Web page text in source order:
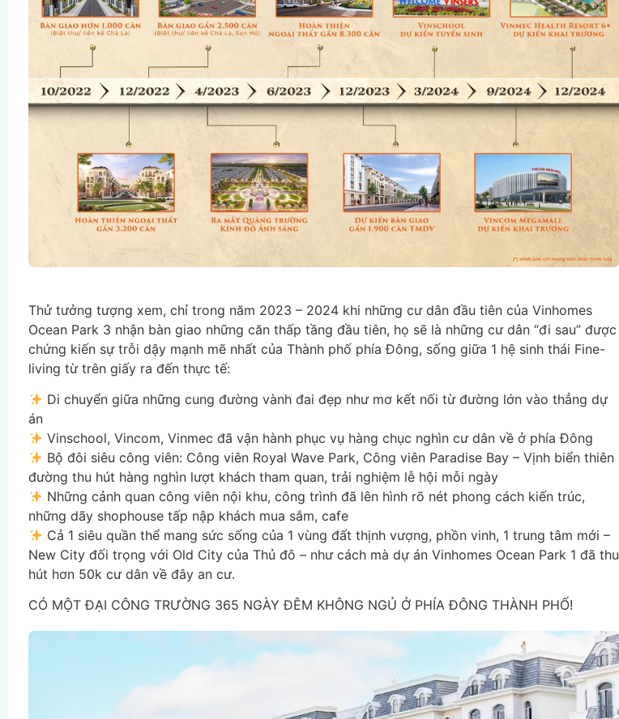
Thử tưởng tượng xem, chỉ trong năm 2023 – 2024 khi những cư dân đầu tiên của Vinhomes
Ocean Park 3 nhận bàn giao những căn thấp tầng đầu tiên, họ sẽ là những cư dân “đi sau” được
chứng kiến sự trỗi dậy mạnh mẽ nhất của Thành phố phía Đông, sống giữa 1 hệ sinh thái Fine-
living từ trên giấy ra đến thực tế:
Di chuyển giữa những cung đường vành đai đẹp như mơ kết nối từ đường lớn vào thẳng dự
án
Vinschool, Vincom, Vinmec đã vận hành phục vụ hàng chục nghìn cư dân về ở phía Đông
Bộ đôi siêu công viên: Công viên Royal Wave Park, Công viên Paradise Bay – Vịnh biển thiên
đường thu hút hàng nghìn lượt khách tham quan, trải nghiệm lễ hội mỗi ngày
Những cảnh quan công viên nội khu, công trình đã lên hình rõ nét phong cách kiến trúc,
những dãy shophouse tấp nập khách mua sắm, cafe
Cả 1 siêu quần thể mang sức sống của 1 vùng đất thịnh vượng, phồn vinh, 1 trung tâm mới –
New City đối trọng với Old City của Thủ đô – như cách mà dự án Vinhomes Ocean Park 1 đã thu
hút hơn 50k cư dân về đây an cư.
CÓ MỘT ĐẠI CÔNG TRƯỜNG 365 NGÀY ĐÊM KHÔNG NGỦ Ở PHÍA ĐÔNG THÀNH PHỐ!